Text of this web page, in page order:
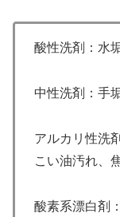
酸性洗剤：水
中性洗剤：手
アルカリ性洗
こい油汚れ、
酸素系漂白剤